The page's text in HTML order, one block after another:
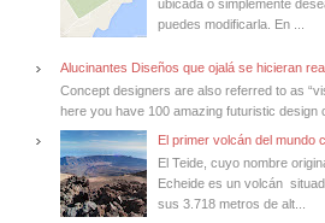
ubicada o simplemente
puedes modificarla. En ...
Alucinantes Diseños que ojalá se hicieran
Concept designers are also referred to as
here you have 100 amazing futuristic design
El primer volcán del mundo
El Teide, cuyo nombre
Echeide es un volcán
sus 3.718 metros de alt...